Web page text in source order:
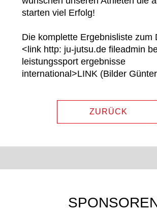
starten viel Erfolg!
Die komplette Ergebnisliste zum
<link http: ju-jutsu.de fileadmin
leistungssport ergebnisse
international>LINK (Bilder
ZURÜCK